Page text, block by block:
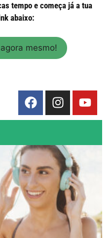
tempo e começa já a tua
abaixo:
mesmo!